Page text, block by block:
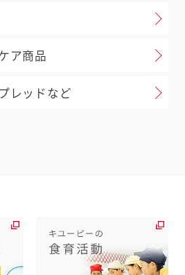
ア商品
レッドなど